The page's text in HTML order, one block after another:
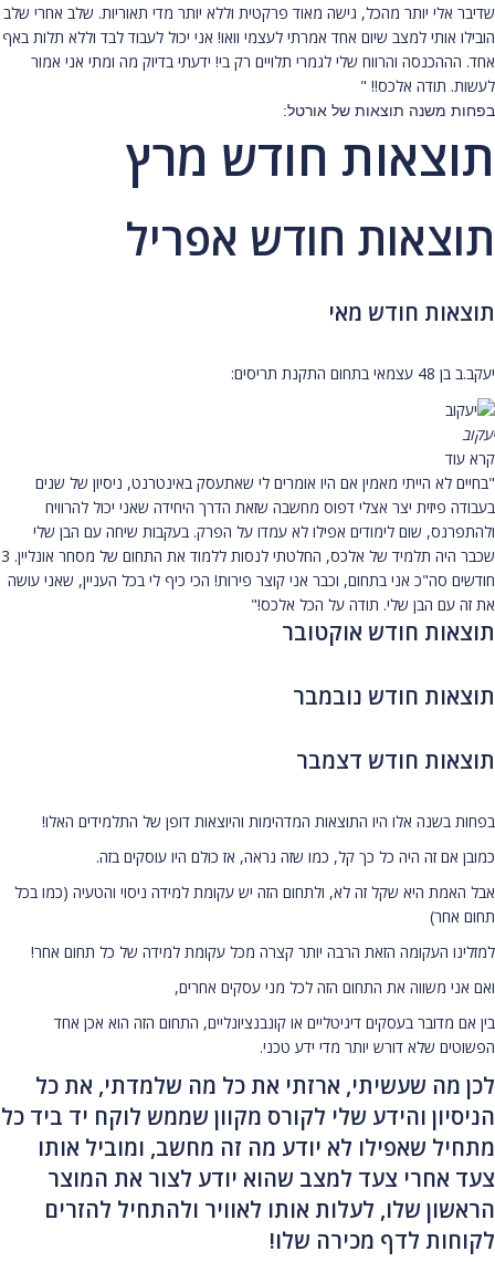
שדיבר אלי יותר מהכל, גישה מאוד פרקטית וללא יותר מדי תאוריות. שלב אחרי שלב
הובילו אותי למצב שיום אחד אמרתי לעצמי וואו! אני יכול לעבוד לבד וללא תלות באף
אחד. הההכנסה והרווח שלי לגמרי תלויים רק בי! ידעתי בדיוק מה ומתי אני אמור
לעשות. תודה אלכס!! "
בפחות משנה תוצאות של אורטל:
תוצאות חודש מרץ
תוצאות חודש אפריל
תוצאות חודש מאי
יעקב.ב בן 48 עצמאי בתחום התקנת תריסים:
יעקוב
קרא עוד
"בחיים לא הייתי מאמין אם היו אומרים לי שאתעסק באינטרנט, ניסיון של שנים
בעבודה פיזית יצר אצלי דפוס מחשבה שזאת הדרך היחידה שאני יכול להרוויח
ולהתפרנס, שום לימודים אפילו לא עמדו על הפרק. בעקבות שיחה עם הבן שלי
שכבר היה תלמיד של אלכס, החלטתי לנסות ללמוד את התחום של מסחר אונליין. 3
חודשים סה"כ אני בתחום, וכבר אני קוצר פירות! הכי כיף לי בכל העניין, שאני עושה
את זה עם הבן שלי. תודה על הכל אלכס!"
תוצאות חודש אוקטובר
תוצאות חודש נובמבר
תוצאות חודש דצמבר
בפחות בשנה אלו היו התוצאות המדהימות והיוצאות דופן של התלמידים האלו!
כמובן אם זה היה כל כך קל, כמו שזה נראה, אז כולם היו עוסקים בזה.
אבל האמת היא שקל זה לא, ולתחום הזה יש עקומת למידה ניסוי והטעיה (כמו בכל
תחום אחר)
למזלינו העקומה הזאת הרבה יותר קצרה מכל עקומת למידה של כל תחום אחר!
ואם אני משווה את התחום הזה לכל מני עסקים אחרים,
בין אם מדובר בעסקים דיגיטליים או קונבנציונליים, התחום הזה הוא אכן אחד
הפשוטים שלא דורש יותר מדי ידע טכני.
לכן מה שעשיתי, ארזתי את כל מה שלמדתי, את כל
הניסיון והידע שלי לקורס מקוון שממש לוקח יד ביד כל
מתחיל שאפילו לא יודע מה זה מחשב, ומוביל אותו
צעד אחרי צעד למצב שהוא יודע לצור את המוצר
הראשון שלו, לעלות אותו לאוויר ולהתחיל להזרים
לקוחות לדף מכירה שלו!